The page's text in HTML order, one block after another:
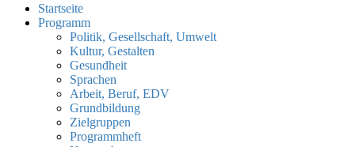
Startseite
Programm
Politik, Gesellschaft, Umwelt
Kultur, Gestalten
Gesundheit
Sprachen
Arbeit, Beruf, EDV
Grundbildung
Zielgruppen
Programmheft